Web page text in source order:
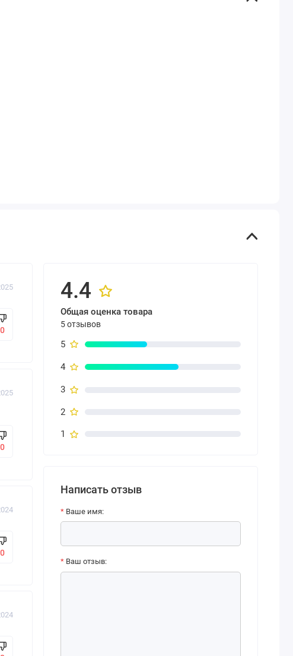
0
0
0
4.4
Общая оценка товара
5 отзывов
5
4
3
2
1
Написать отзыв
Ваше имя:
Ваш отзыв: